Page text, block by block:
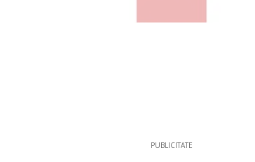
PUBLICITATE